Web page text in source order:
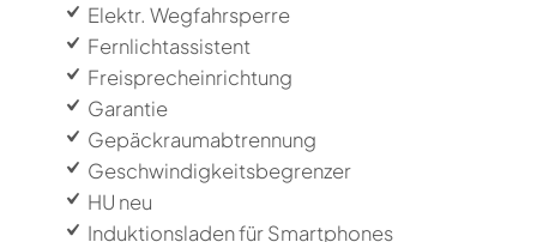
Elektr. Wegfahrsperre
Fernlichtassistent
Freisprecheinrichtung
Garantie
Gepäckraumabtrennung
Geschwindigkeitsbegrenzer
HU neu
Induktionsladen für Smartphones